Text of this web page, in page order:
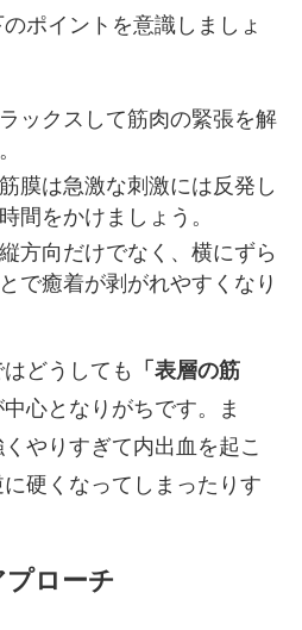
ポイントを意識しましょ
ラックスして筋肉の緊張を解
筋膜は急激な刺激には反発し
間をかけましょう。
縦方向だけでなく、横にずら
で癒着が剥がれやすくなり
どうしても
「表層の筋
心となりがちです。ま
やりすぎて内出血を起こ
硬くなってしまったりす
ローチ